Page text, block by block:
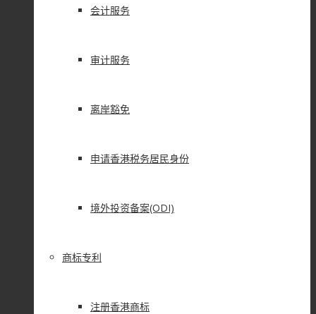
会计服务
审计服务
离岸豁免
申请香港税务居民身份
境外投资备案(ODI)
商标专利
注册香港商标